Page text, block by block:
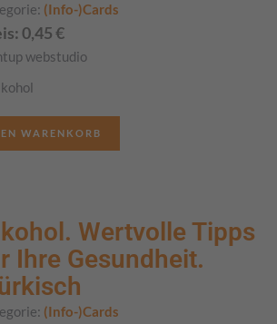
(Info-)Cards
0,45€
webstudio
Wertvolle Tipps
Ihre Gesundheit.
(Info-)Cards